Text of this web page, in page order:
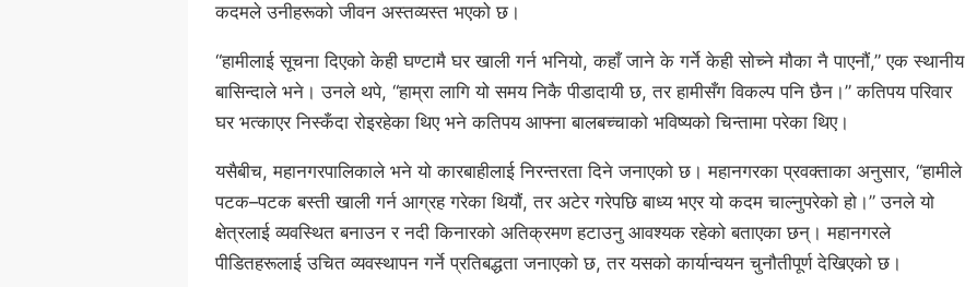
कदमले उनीहरूको जीवन अस्तव्यस्त भएको छ।
“हामीलाई सूचना दिएको केही घण्टामै घर खाली गर्न भनियो, कहाँ जाने के गर्ने केही सोच्ने मौका नै पाएनौं,” एक स्थानीय
बासिन्दाले भने। उनले थपे, “हाम्रा लागि यो समय निकै पीडादायी छ, तर हामीसँग विकल्प पनि छैन।” कतिपय परिवार
घर भत्काएर निस्कँदा रोइरहेका थिए भने कतिपय आफ्ना बालबच्चाको भविष्यको चिन्तामा परेका थिए।
यसैबीच, महानगरपालिकाले भने यो कारबाहीलाई निरन्तरता दिने जनाएको छ। महानगरका प्रवक्ताका अनुसार, “हामीले
पटक–पटक बस्ती खाली गर्न आग्रह गरेका थियौं, तर अटेर गरेपछि बाध्य भएर यो कदम चाल्नुपरेको हो।” उनले यो
क्षेत्रलाई व्यवस्थित बनाउन र नदी किनारको अतिक्रमण हटाउनु आवश्यक रहेको बताएका छन्। महानगरले
पीडितहरूलाई उचित व्यवस्थापन गर्ने प्रतिबद्धता जनाएको छ, तर यसको कार्यान्वयन चुनौतीपूर्ण देखिएको छ।